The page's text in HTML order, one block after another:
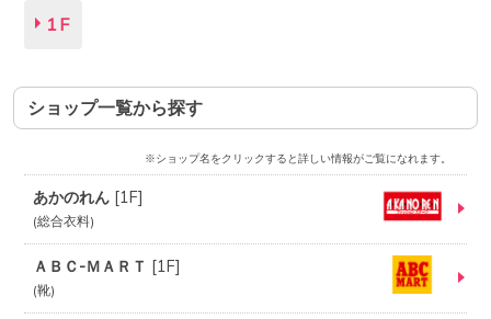
1F
ショップ一覧から探す
※ショップ名をクリックすると詳しい情報がご覧になれます。
あかのれん [1F]
総合衣料
ＡＢＣ-ＭＡＲＴ [1F]
靴